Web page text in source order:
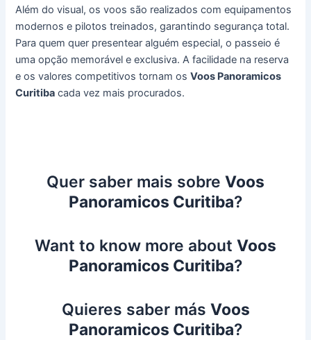
Além do visual, os voos são realizados com equipamentos
modernos e pilotos treinados, garantindo segurança total.
Para quem quer presentear alguém especial, o passeio é
uma opção memorável e exclusiva. A facilidade na reserva
e os valores competitivos tornam osVoos Panoramicos
Curitiba cada vez mais procurados.
Quer saber mais sobre Voos
Panoramicos Curitiba?
Want to know more about Voos
Panoramicos Curitiba?
Quieres saber más Voos
Panoramicos Curitiba?